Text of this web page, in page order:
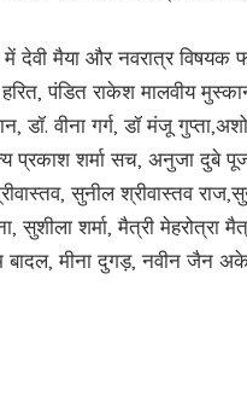
देवी मैया और नवरात्र
पंडित राकेश मालवीय
डॉ. वीना गर्ग, डॉ मंजू
प्रकाश शर्मा सच, अनुजा दुबे
सुनील श्रीवास्तव
शर्मा, मैत्री मेहरोत्रा
बादल, मीना दुगड़, नवीन जैन